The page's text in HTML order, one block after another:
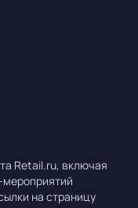
Retail.ru, включая
на страницу